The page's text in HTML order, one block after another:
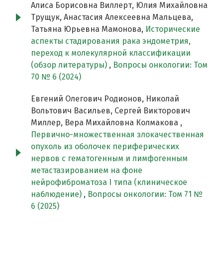
Алиса Борисовна Виллерт, Юлия Михайловна
Трущук, Анастасия Алексеевна Мальцева,
Татьяна Юрьевна Мамонова, Исторические
аспекты стадирования рака эндометрия,
переход к молекулярной классификации
(обзор литературы) , Вопросы онкологии: Том
70 № 6 (2024)
Евгений Олегович Родионов, Николай
Вольтович Васильев, Сергей Викторович
Миллер, Вера Михайловна Колмакова ,
Первично-множественная злокачественная
опухоль из оболочек периферических
нервов с гематогенным и лимфогенным
метастазированием на фоне
нейрофиброматоза I типа (клиническое
наблюдение) , Вопросы онкологии: Том 71 №
6 (2025)